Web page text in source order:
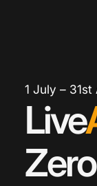
1 July – 31st
Live